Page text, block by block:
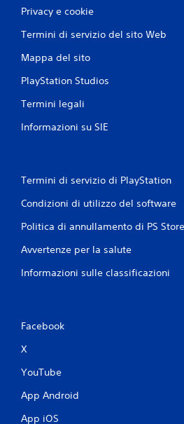
Privacy e cookie
Termini di servizio del sito Web
Mappa del sito
PlayStation Studios
Termini legali
Informazioni su SIE
Termini di servizio di PlayStation
Condizioni di utilizzo del software
Politica di annullamento di PS Store
Avvertenze per la salute
Informazioni sulle classificazioni
Facebook
X
YouTube
App Android
App iOS